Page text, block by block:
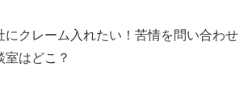
にクレーム入れたい！苦情を問い合わせ
室はどこ？